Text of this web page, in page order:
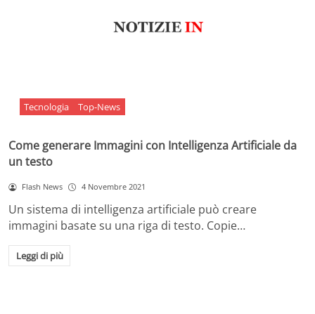
Tecnologia Top-News
Come generare Immagini con Intelligenza Artificiale da
un testo
Flash News 4 Novembre 2021
Un sistema di intelligenza artificiale può creare
immagini basate su una riga di testo. Copie…
Leggi di più